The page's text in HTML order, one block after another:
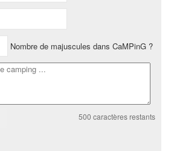
Nombre de majuscules dans CaMPinG ?
500 caractères restants